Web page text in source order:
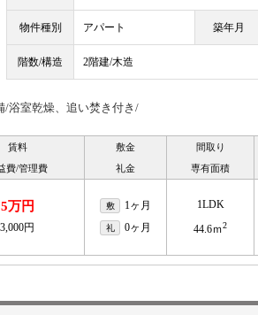
物件種別 アパート 築年月
階数/構造 2階建/木造
/浴室乾燥、追い焚き付き/
賃料
費/管理費
敷金
礼金
間取り
専有面積
5万円
3,000円
敷 1ヶ月
礼 0ヶ月
1LDK
44.6ｍ2